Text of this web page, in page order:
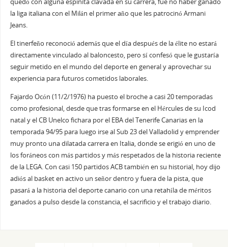
quedó con alguna espinita clavada en su carrera, fue no haber ganado
la liga italiana con el Milán el primer año que les patrocinó Armani
Jeans.
El tinerfeño reconoció además que el día después de la élite no estará
directamente vinculado al baloncesto, pero sí confesó que le gustaría
seguir metido en el mundo del deporte en general y aprovechar su
experiencia para futuros cometidos laborales.
Fajardo Ocón (11/2/1976) ha puesto el broche a casi 20 temporadas
como profesional, desde que tras formarse en el Hércules de su Icod
natal y el CB Unelco fichara por el EBA del Tenerife Canarias en la
temporada 94/95 para luego irse al Sub 23 del Valladolid y emprender
muy pronto una dilatada carrera en Italia, donde se erigió en uno de
los foráneos con más partidos y más respetados de la historia reciente
de la LEGA. Con casi 150 partidos ACB también en su historial, hoy dijo
adiós al basket en activo un señor dentro y fuera de la pista, que
pasará a la historia del deporte canario con una retahíla de méritos
ganados a pulso desde la constancia, el sacrificio y el trabajo diario.